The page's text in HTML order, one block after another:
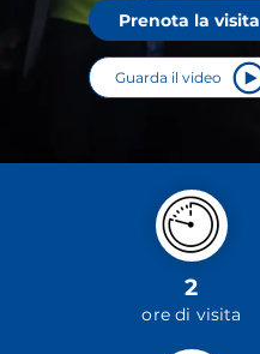
Prenota la visita
Guarda il video
2
ore di visita